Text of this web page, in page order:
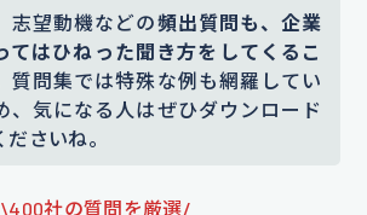
志望動機などの頻出質問も、企業
てはひねった聞き方をしてくるこ
質問集では特殊な例も網羅してい
、気になる人はぜひダウンロード
ださいね。
\400社の質問を厳選/